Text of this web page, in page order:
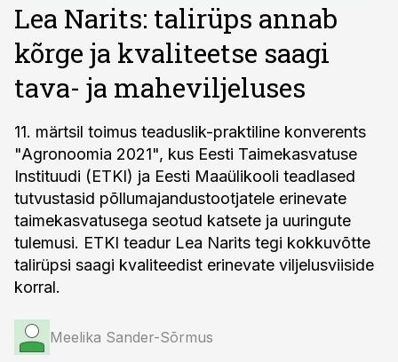
Lea Narits: talirüps annab
kõrge ja kvaliteetse saagi
tava- ja maheviljeluses
11. märtsil toimus teaduslik-praktiline konverents
"Agronoomia 2021", kus Eesti Taimekasvatuse
Instituudi (ETKI) ja Eesti Maaülikooli teadlased
tutvustasid põllumajandustootjatele erinevate
taimekasvatusega seotud katsete ja uuringute
tulemusi. ETKI teadur Lea Narits tegi kokkuvõtte
talirüpsi saagi kvaliteedist erinevate viljelusviiside
korral.
Meelika Sander-Sõrmus